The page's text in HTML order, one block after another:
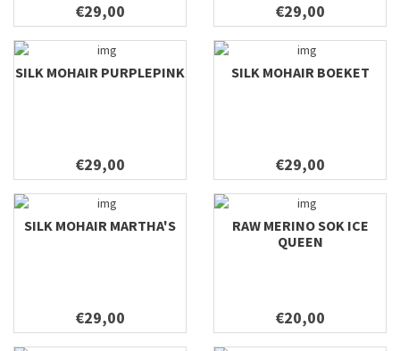
€29,00 €29,00
SILK MOHAIR PURPLEPINK
€29,00
SILK MOHAIR BOEKET
€29,00
SILK MOHAIR MARTHA'S
€29,00
RAW MERINO SOK ICE
QUEEN
€20,00